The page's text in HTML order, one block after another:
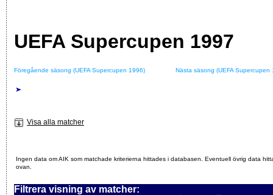
UEFA Supercupen 1997
Föregående säsong (UEFA Supercupen 1996) Nästa säsong (UEFA Supercupen
Visa alla matcher
Ingen data om AIK som matchade kriterierna hittades i databasen. Eventuell övrig data
ovan.
Filtrera visning av matcher: